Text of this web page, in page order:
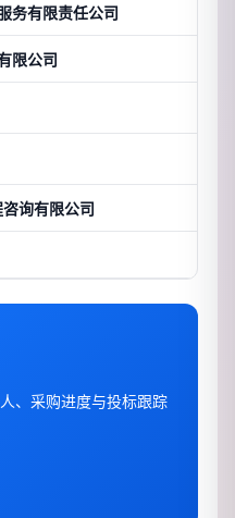
务有限责任公司
限公司
询有限公司
、采购进度与投标跟踪